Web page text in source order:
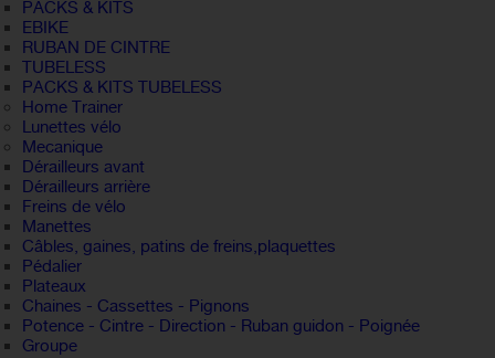
PACKS & KITS
EBIKE
RUBAN DE CINTRE
TUBELESS
PACKS & KITS TUBELESS
Home Trainer
Lunettes vélo
Mecanique
Dérailleurs avant
Dérailleurs arrière
Freins de vélo
Manettes
Câbles, gaines, patins de freins,plaquettes
Pédalier
Plateaux
Chaines - Cassettes - Pignons
Potence - Cintre - Direction - Ruban guidon - Poignée
Groupe